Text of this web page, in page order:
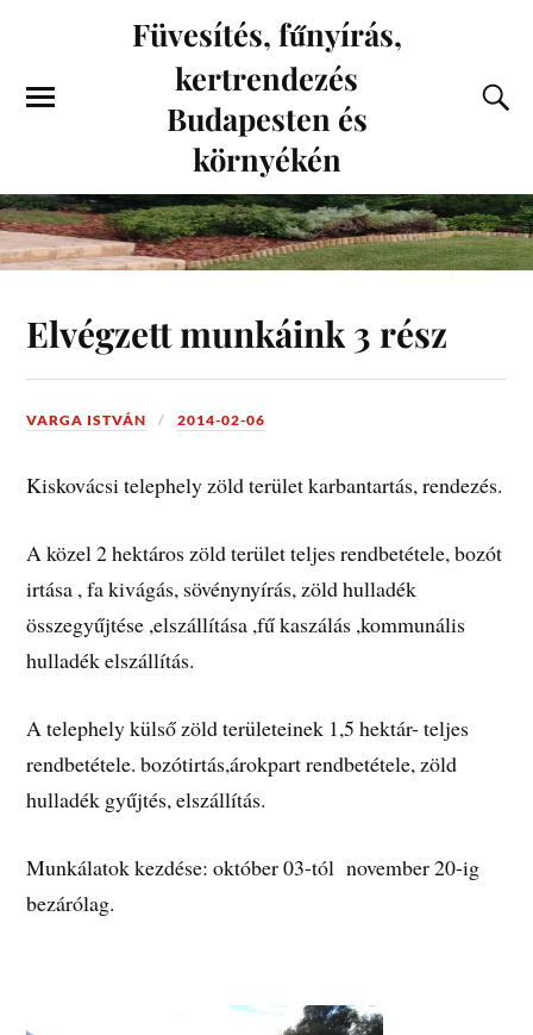
Füvesítés, fűnyírás,
kertrendezés
Budapesten és
környékén
Elvégzett munkáink 3 rész
VARGA ISTVÁN 2014-02-06
Kiskovácsi telephely zöld terület karbantartás, rendezés.
A közel 2 hektáros zöld terület teljes rendbetétele, bozót
irtása , fa kivágás, sövénynyírás, zöld hulladék
összegyűjtése ,elszállítása ,fű kaszálás ,kommunális
hulladék elszállítás.
A telephely külső zöld területeinek 1,5 hektár- teljes
rendbetétele. bozótirtás,árokpart rendbetétele, zöld
hulladék gyűjtés, elszállítás.
Munkálatok kezdése: október 03-tól november 20-ig
bezárólag.